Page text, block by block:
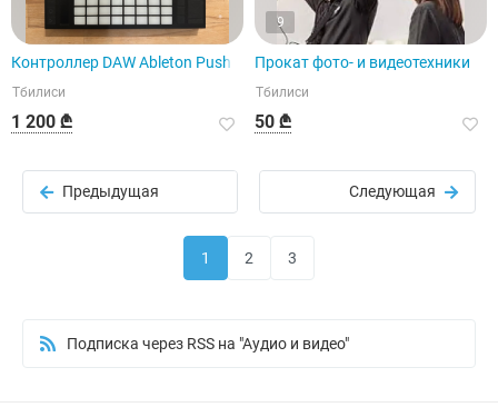
Контроллер DAW Ableton Push 2
Тбилиси
1 200 ₾
9
Прокат фото- и видеотехники
Тбилиси
50 ₾
Предыдущая Следующая
1 2 3
Подписка через RSS на "Аудио и видео"